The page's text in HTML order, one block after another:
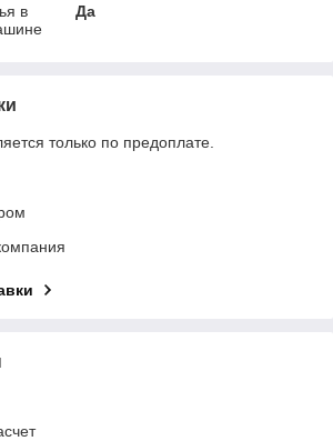
в
Да
только по предоплате.